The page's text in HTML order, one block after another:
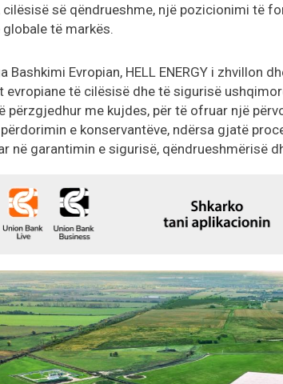
cilësisë së qëndrueshme, një pozicionimi të
të markës.
Bashkimi Evropian, HELL ENERGY i zhvillon
evropiane të cilësisë dhe të sigurisë
përzgjedhur me kujdes, për të ofruar një
e konservantëve, ndërsa gjatë
në garantimin e sigurisë, qëndrueshmërisë